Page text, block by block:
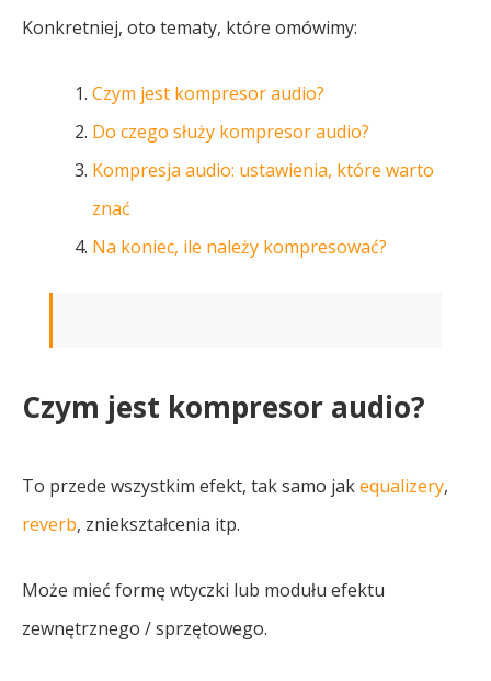
Konkretniej, oto tematy, które omówimy:
Czym jest kompresor audio?
Do czego służy kompresor audio?
Kompresja audio: ustawienia, które warto
znać
Na koniec, ile należy kompresować?
Czym jest kompresor audio?
To przede wszystkim efekt, tak samo jakequalizery,
reverb, zniekształcenia itp.
Może mieć formę wtyczki lub modułu efektu
zewnętrznego / sprzętowego.